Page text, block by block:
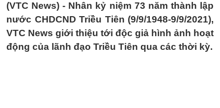
(VTC News) - Nhân kỷ niệm 73 năm thành lập
nước CHDCND Triều Tiên (9/9/1948-9/9/2021),
VTC News giới thiệu tới độc giả hình ảnh hoạt
động của lãnh đạo Triều Tiên qua các thời kỳ.